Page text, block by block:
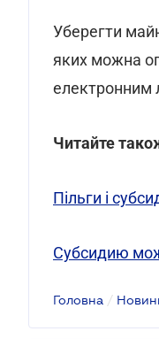
Уберегти
яких можна
електронним
Читайте
Пільги і
Cубсидию
Головна /